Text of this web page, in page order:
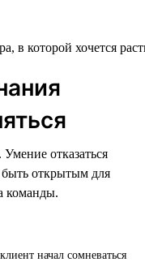
отказаться
открытым для
команды.
начал сомневаться